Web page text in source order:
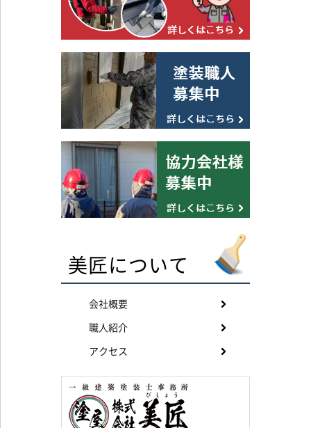
美匠について
会社概要
職人紹介
アクセス